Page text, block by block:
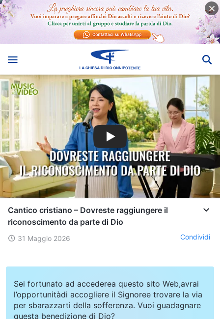
Cantico cristiano – Dovreste raggiungere il
riconoscimento da parte di Dio
31 Maggio 2026 Condividi
Sei fortunato ad accederea questo sito Web,avrai
l’opportunitàdi accogliere il Signoree trovare la via
per sbarazzarti della sofferenza. Vuoi guadagnare
questa benedizione di Dio?